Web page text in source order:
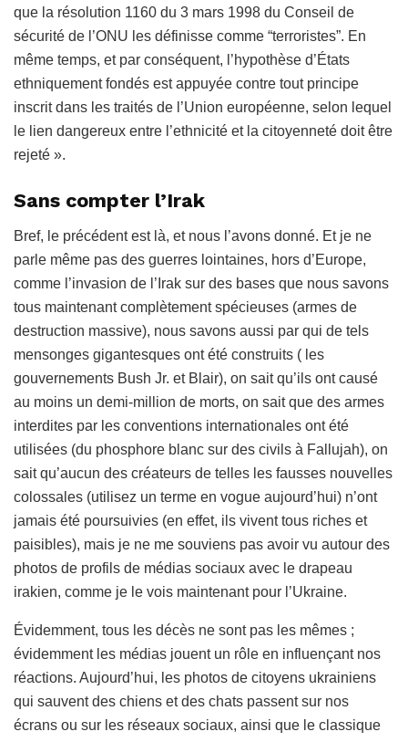
que la résolution 1160 du 3 mars 1998 du Conseil de
sécurité de l’ONU les définisse comme “terroristes”. En
même temps, et par conséquent, l’hypothèse d’États
ethniquement fondés est appuyée contre tout principe
inscrit dans les traités de l’Union européenne, selon lequel
le lien dangereux entre l’ethnicité et la citoyenneté doit être
rejeté ».
Sans compter l’Irak
Bref, le précédent est là, et nous l’avons donné. Et je ne
parle même pas des guerres lointaines, hors d’Europe,
comme l’invasion de l’Irak sur des bases que nous savons
tous maintenant complètement spécieuses (armes de
destruction massive), nous savons aussi par qui de tels
mensonges gigantesques ont été construits ( les
gouvernements Bush Jr. et Blair), on sait qu’ils ont causé
au moins un demi-million de morts, on sait que des armes
interdites par les conventions internationales ont été
utilisées (du phosphore blanc sur des civils à Fallujah), on
sait qu’aucun des créateurs de telles les fausses nouvelles
colossales (utilisez un terme en vogue aujourd’hui) n’ont
jamais été poursuivies (en effet, ils vivent tous riches et
paisibles), mais je ne me souviens pas avoir vu autour des
photos de profils de médias sociaux avec le drapeau
irakien, comme je le vois maintenant pour l’Ukraine.
Évidemment, tous les décès ne sont pas les mêmes ;
évidemment les médias jouent un rôle en influençant nos
réactions. Aujourd’hui, les photos de citoyens ukrainiens
qui sauvent des chiens et des chats passent sur nos
écrans ou sur les réseaux sociaux, ainsi que le classique